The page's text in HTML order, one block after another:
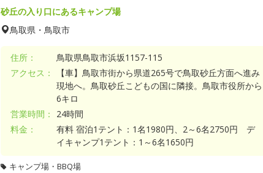
砂丘の入り口にあるキャンプ場
鳥取県・鳥取市
住所：
鳥取県鳥取市浜坂1157-115
アクセス：
【車】鳥取市街から県道265号で鳥取砂丘方面へ進み
現地へ。鳥取砂丘こどもの国に隣接。鳥取市役所から
6キロ
営業時間：
24時間
料金：
有料 宿泊1テント：1名1980円、2～6名2750円 デ
イキャンプ1テント：1～6名1650円
キャンプ場・BBQ場